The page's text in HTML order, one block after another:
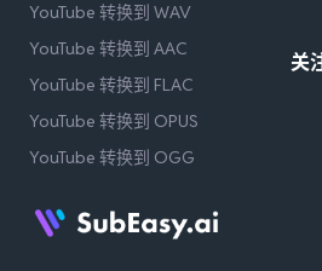
YouTube 转换到 WAV
YouTube 转换到 AAC
YouTube 转换到 FLAC
YouTube 转换到 OPUS
YouTube 转换到 OGG
关